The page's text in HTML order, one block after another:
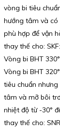
vòng bi tiêu
hướng tâm và có
phù hợp để vận
thay thế cho:
Vòng bi BHT 330°
Vòng bi BHT
tiêu chuẩn nhưng
tâm và mỡ bôi
nhiệt độ từ -30°
thay thế cho: